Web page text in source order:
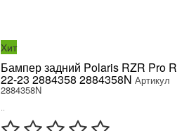
Хит
Бампер задний Polaris RZR Pro R
22-23 2884358 2884358N Артикул
2884358N